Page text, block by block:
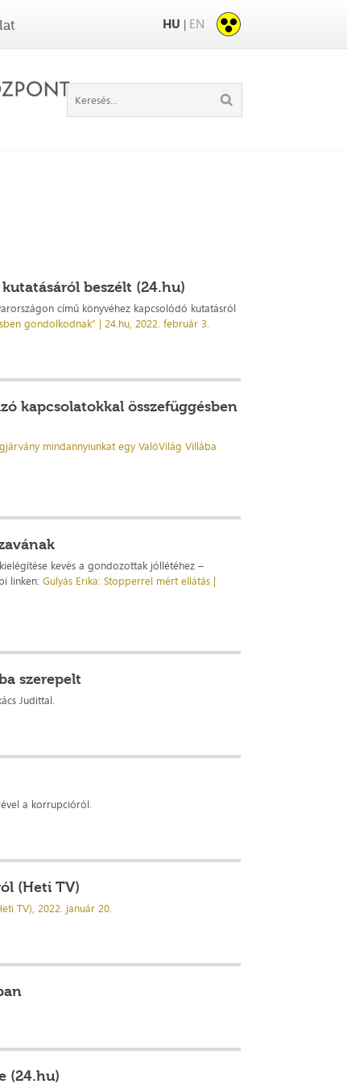
HU | EN
beszélt (24.hu)
című könyvéhez kapcsolódó kutatásról
gondolkodnak” | 24.hu, 2022. február 3.
kapcsolatokkal összefüggésben
mindannyiunkat egy ValóVilág Villába
kevés a gondozottak jóllétéhez –
linken:Gulyás Erika: Stopperrel mért ellátás |
szerepelt
Judittal.
a korrupcióról.
(Heti TV)
TV), 2022. január 20.
(24.hu)